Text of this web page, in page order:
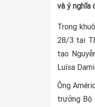
và ý nghĩa
Trong
28/3 tại
tạo
Luísa
Ông
trưởng Bộ